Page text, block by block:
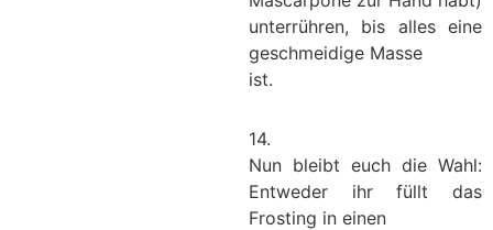
unterrühren, bis alles eine
geschmeidige Masse
ist.
14.
Nun bleibt euch die Wahl:
Entweder ihr füllt das
Frosting in einen